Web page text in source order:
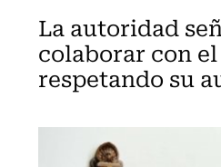
La autoridad
colaborar con
respetando su